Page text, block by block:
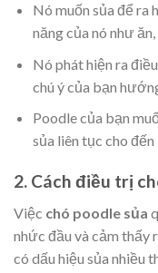
Nó muốn sủa để ra
năng của nó như
Nó phát hiện ra
chú ý của bạn
Poodle của bạn
sủa liên tục cho
2. Cách điều trị
Việc chó poodle sủa
nhức đầu và cảm thấy
có dấu hiệu sủa nhiều